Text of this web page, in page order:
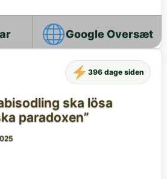
Google Oversæt
ska lösa
paradoxen”
396 dage siden